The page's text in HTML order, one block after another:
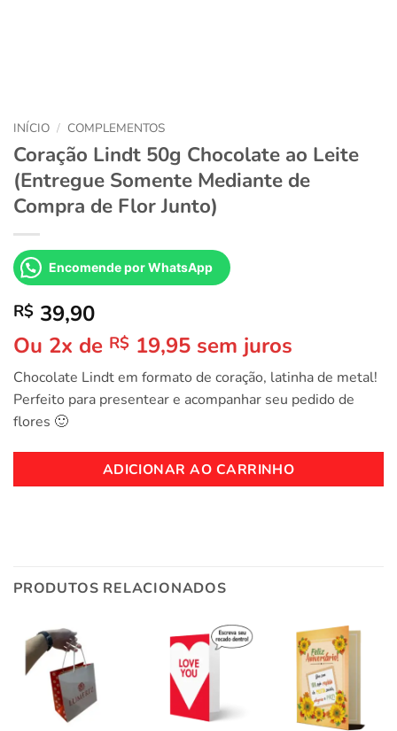
INÍCIO / COMPLEMENTOS
Coração Lindt 50g Chocolate ao Leite
(Entregue Somente Mediante de
Compra de Flor Junto)
Encomende por WhatsApp
R$ 39,90
Ou 2x de R$ 19,95 sem juros
Chocolate Lindt em formato de coração, latinha de metal!
Perfeito para presentear e acompanhar seu pedido de
flores 🙂
ADICIONAR AO CARRINHO
PRODUTOS RELACIONADOS